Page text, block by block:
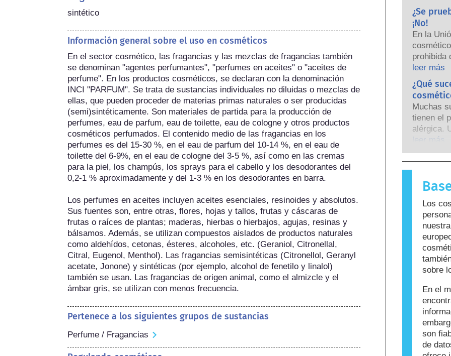
sintético
Información general sobre el uso en cosméticos
En el sector cosmético, las fragancias y las mezclas de fragancias también
se denominan "agentes perfumantes", "perfumes en aceites" o "aceites de
perfume". En los productos cosméticos, se declaran con la denominación
INCI "PARFUM". Se trata de sustancias individuales no diluidas o mezclas de
ellas, que pueden proceder de materias primas naturales o ser producidas
(semi)sintéticamente. Son materiales de partida para la producción de
perfumes, eau de parfum, eau de toilette, eau de cologne y otros productos
cosméticos perfumados. El contenido medio de las fragancias en los
perfumes es del 15-30 %, en el eau de parfum del 10-14 %, en el eau de
toilette del 6-9%, en el eau de cologne del 3-5 %, así como en las cremas
para la piel, los champús, los sprays para el cabello y los desodorantes del
0,2-1 % aproximadamente y del 1-3 % en los desodorantes en barra.
Los perfumes en aceites incluyen aceites esenciales, resinoides y absolutos.
Sus fuentes son, entre otras, flores, hojas y tallos, frutas y cáscaras de
frutas o raíces de plantas; maderas, hierbas o hierbajos, agujas, resinas y
bálsamos. Además, se utilizan compuestos aislados de productos naturales
como aldehídos, cetonas, ésteres, alcoholes, etc. (Geraniol, Citronellal,
Citral, Eugenol, Menthol). Las fragancias semisintéticas (Citronellol, Geranyl
acetate, Jonone) y sintéticas (por ejemplo, alcohol de fenetilo y linalol)
también se usan. Las fragancias de origen animal, como el almizcle y el
ámbar gris, se utilizan con menos frecuencia.
Pertenece a los siguientes grupos de sustancias
Perfume / Fragancias
una
nuestro
potentes
causar
Las
los
están
cubren
la posible
¿Se
¡No!
En la
prohibida
años,
personal
las
animales
leer más
¿Qué
Muchas
tienen el
alérgica.
el
para la
sustancia
llama
que
sea
leer más
Los
sobre
En el
son
de